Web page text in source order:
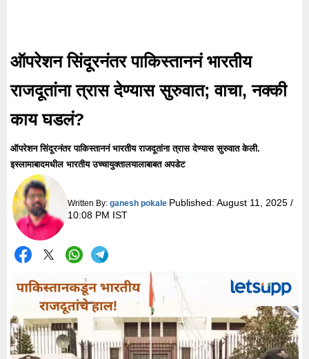
ऑपरेशन सिंदूरनंतर पाकिस्ताननं भारतीय
राजदूतांना त्रास देण्यास सुरुवात; वाचा, नक्की
काय घडलं?
ऑपरेशन सिंदूरनंतर पाकिस्ताननं भारतीय राजदूतांना त्रास देण्यास सुरुवात केली.
इस्लामाबादमधील भारतीय उच्चायुक्तालयालाबाबत अपडेट
Written By:ganesh pokale Published:August 11, 2025 /
10:08 PM IST